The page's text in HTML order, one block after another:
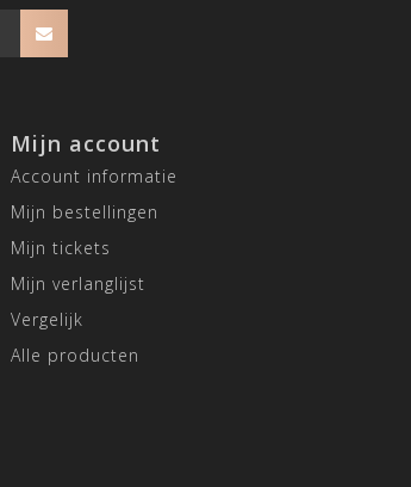
Mijn account
Account informatie
Mijn bestellingen
Mijn tickets
Mijn verlanglijst
Vergelijk
Alle producten